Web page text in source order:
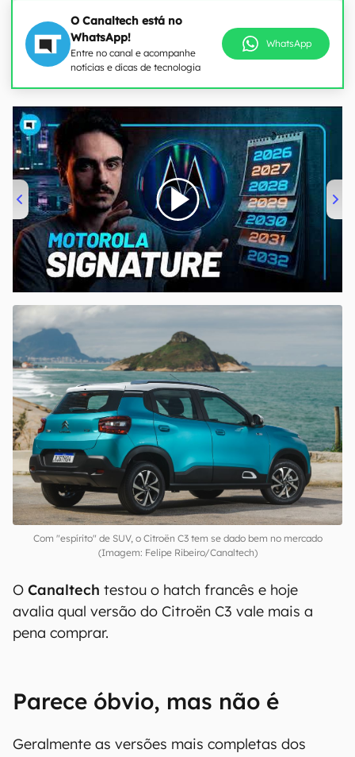
O Canaltech está no
WhatsApp!
Entre no canal e acompanhe
notícias e dicas de tecnologia
WhatsApp
00:00/20:46
Com "espírito" de SUV, o Citroën C3 tem se dado bem no mercado
(Imagem: Felipe Ribeiro/Canaltech)
O Canaltech testou o hatch francês e hoje
avalia qual versão do Citroën C3 vale mais a
pena comprar.
Parece óbvio, mas não é
Geralmente as versões mais completas dos